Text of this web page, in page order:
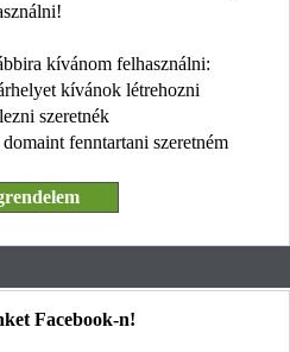
kívánom felhasználni:
kívánok létrehozni
szeretnék
fenntartani szeretném
Facebook-n!